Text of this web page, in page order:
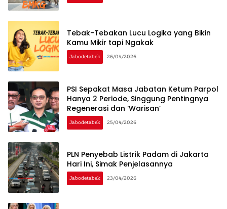
Tebak-Tebakan Lucu Logika yang Bikin
Kamu Mikir tapi Ngakak
Jabodetabek 26/04/2026
PSI Sepakat Masa Jabatan Ketum Parpol
Hanya 2 Periode, Singgung Pentingnya
Regenerasi dan ‘Warisan’
Jabodetabek 25/04/2026
PLN Penyebab Listrik Padam di Jakarta
Hari Ini, Simak Penjelasannya
Jabodetabek 23/04/2026